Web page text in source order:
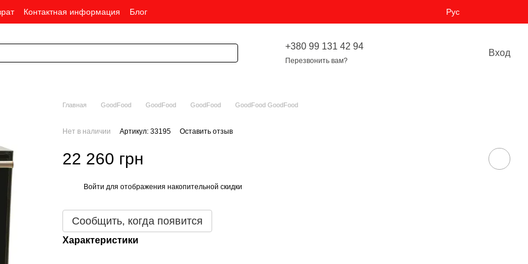
Контактная информация Блог Рус
+380 99 131 42 94
Перезвонить вам?
Вход
Главная GoodFood GoodFood GoodFood GoodFood GoodFood
Нет в наличии Артикул: 33195 Оставить отзыв
22 260 грн
Войти для отображения накопительной скидки
Сообщить, когда появится
Характеристики